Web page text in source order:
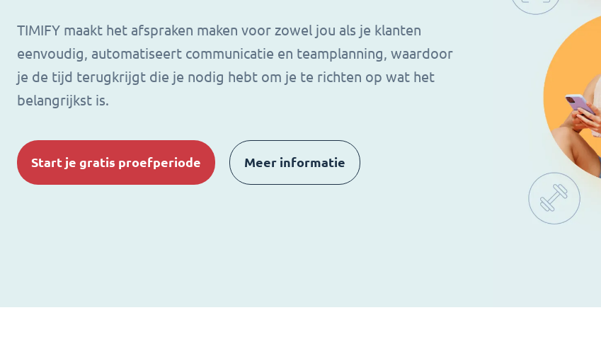
TIMIFY maakt het afspraken maken voor zowel jou als je klanten
eenvoudig, automatiseert communicatie en teamplanning, waardoor
je de tijd terugkrijgt die je nodig hebt om je te richten op wat het
belangrijkst is.
Start je gratis proefperiode Meer informatie